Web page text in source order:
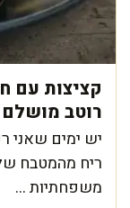
קציצות עם
רוטב מושלם
יש ימים שאני
ריח מהמטבח
משפחתיות ...